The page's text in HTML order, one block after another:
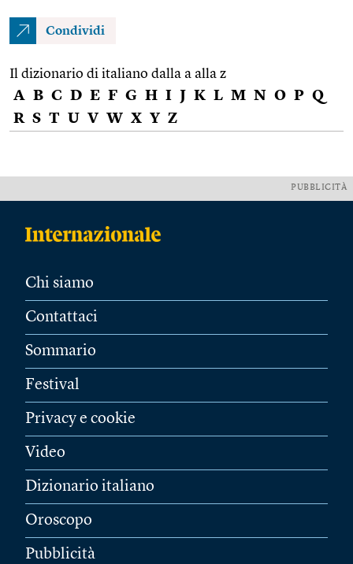
Condividi
Il dizionario di italiano dalla a alla z
A B C D E F G H I J K L M N O P Q
R S T U V W X Y Z
PUBBLICITÀ
Chi siamo
Contattaci
Sommario
Festival
Privacy e cookie
Video
Dizionario italiano
Oroscopo
Pubblicità